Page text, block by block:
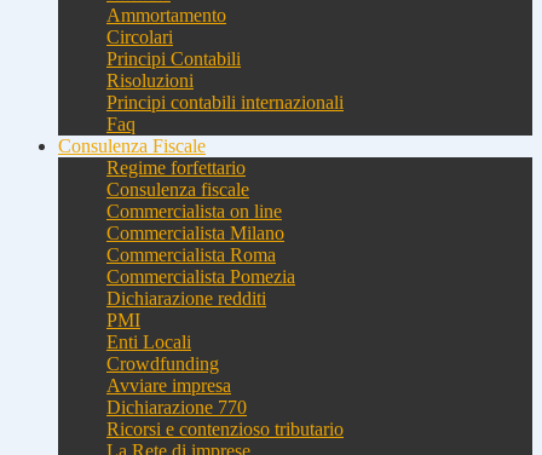
Ammortamento
Circolari
Principi Contabili
Risoluzioni
Principi contabili internazionali
Faq
Consulenza Fiscale
Regime forfettario
Consulenza fiscale
Commercialista on line
Commercialista Milano
Commercialista Roma
Commercialista Pomezia
Dichiarazione redditi
PMI
Enti Locali
Crowdfunding
Avviare impresa
Dichiarazione 770
Ricorsi e contenzioso tributario
La Rete di imprese